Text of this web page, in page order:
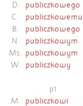
D.
publiczkowego
C.
publiczkowemu
B.
publiczkowego
N.
publiczkowym
Ms. publiczkowym
W.
publiczkowy
p1
M.
publiczkowi